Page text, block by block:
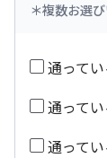
複数お選び
通って
通って
通って